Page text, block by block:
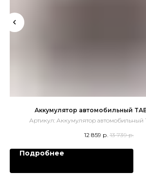
Аккумулятор автомобильный
Артикул: Аккумулятор автомобильный
12 859 р. 13 739 р.
Подробнее